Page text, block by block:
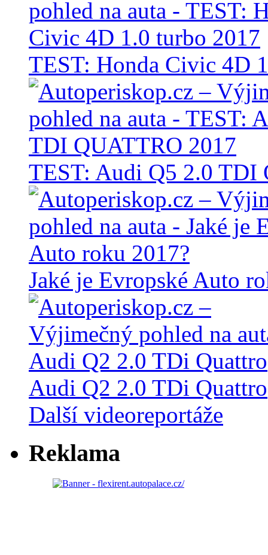
TEST: Honda Civic 4D
TEST: Audi Q5 2.0 TDI
Jaké je Evropské Auto
Audi Q2 2.0 TDi Quattro
Další videoreportáže
Reklama